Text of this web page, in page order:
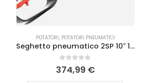
POTATORI, POTATORI PNEUMATICI
Seghetto pneumatico 2SP 10″ 1/4 A PUNTA Lisam
0Su 5
374,99 €